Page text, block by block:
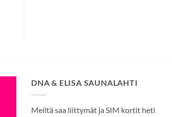
DNA & ELISA SAUNALAHTI
Meiltä saa liittymät ja SIM kortit heti